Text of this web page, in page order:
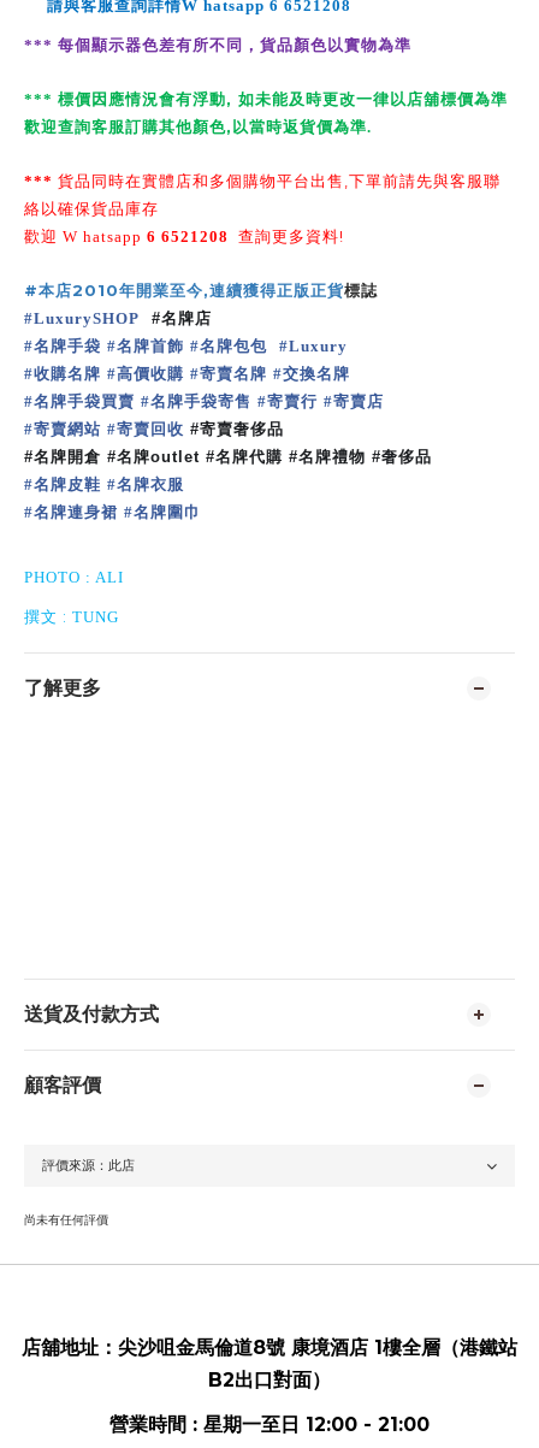
請與客服查詢詳情W hatsapp 6 6521208
*** 每個顯示器色差有所不同，貨品顏色以實物為準
*** 標價因應情況會有浮動, 如未能及時更改一律以店舖標價為準
歡迎查詢客服訂購其他顏色, 以當時返貨價為準.
*** 貨品同時在實體店和多個購物平台出售 下單前請先與客服聯
絡以確保貨品庫存
歡迎 W hatsapp 6 6521208 查詢更多資料!
#本店2010年開業至今,連續獲得正版正貨標誌
#LuxurySHOP #名牌店
#名牌手袋 #名牌首飾 #名牌包包 #Luxury
#收購名牌 #高價收購 #寄賣名牌 #交換名牌
#名牌手袋買賣 #名牌手袋寄售 #寄賣行 #寄賣店
#寄賣網站 #寄賣回收 #寄賣奢侈品
#名牌開倉 #名牌outlet #名牌代購 #名牌禮物 #奢侈品
#名牌皮鞋 #名牌衣服
#名牌連身裙 #名牌圍巾
PHOTO : ALI
撰文 : TUNG
了解更多
送貨及付款方式
顧客評價
尚未有任何評價
店舖地址： 尖沙咀金馬倫道8號 康境酒店 1樓全層（港鐵站
B2出口對面）
營業時間 : 星期一至日 12:00 - 21:00